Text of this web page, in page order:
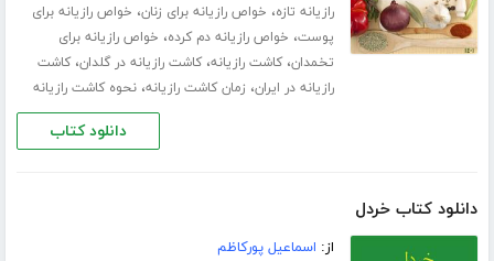
رازیانه تازه، خواص رازیانه برای زنان، خواص رازیانه برای
پوست، خواص رازیانه دم کرده، خواص رازیانه برای
تخمدان،کاشت رازیانه،کاشت رازیانه در گلدان،کاشت
رازیانه در ایران، زمان کاشت رازیانه،نحوه کاشت رازیانه
دانلود کتاب
دانلود کتاب خردل
از: اسماعیل پورکاظم